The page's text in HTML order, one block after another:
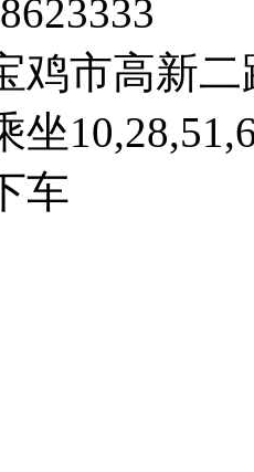
鸡市高新二
坐
车